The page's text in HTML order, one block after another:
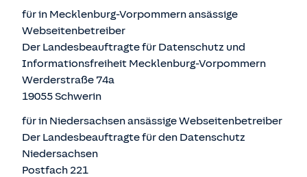
für in Mecklenburg-Vorpommern ansässige
Webseitenbetreiber
Der Landesbeauftragte für Datenschutz und
Informationsfreiheit Mecklenburg-Vorpommern
Werderstraße 74a
19055 Schwerin
für in Niedersachsen ansässige Webseitenbetreiber
Der Landesbeauftragte für den Datenschutz
Niedersachsen
Postfach 221